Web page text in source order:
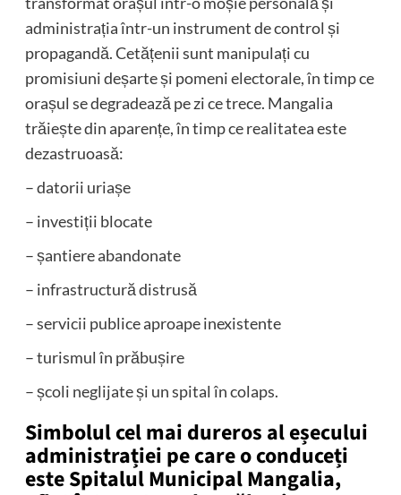
administrația într-un instrument de control și
propagandă. Cetățenii sunt manipulați cu
promisiuni deșarte și pomeni electorale, în timp ce
orașul se degradează pe zi ce trece. Mangalia
trăiește din aparențe, în timp ce realitatea este
dezastruoasă:
– datorii uriașe
– investiții blocate
– șantiere abandonate
– infrastructură distrusă
– servicii publice aproape inexistente
– turismul în prăbușire
– școli neglijate și un spital în colaps.
Simbolul cel mai dureros al eșecului
administrației pe care o conduceți
este Spitalul Municipal Mangalia,